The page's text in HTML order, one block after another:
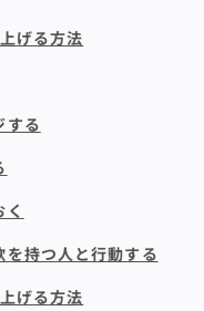
げる方法
する
持つ人と行動する
げる方法